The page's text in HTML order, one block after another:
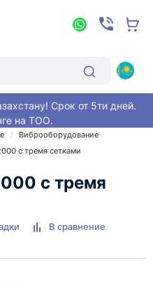
Срок от 5ти дней.
на ТОО.
Виброоборудование
с тремя сетками
с тремя
В сравнение